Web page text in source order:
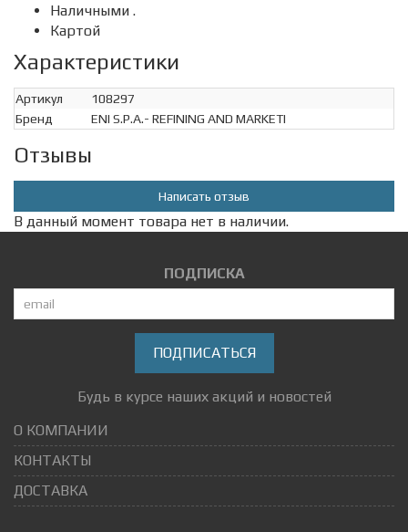
Наличными .
Картой
Характеристики
Артикул
108297
Бренд
ENI S.P.A.- REFINING AND MARKETI
Отзывы
Написать отзыв
В данный момент товара нет в наличии.
ПОДПИСКА
ПОДПИСАТЬСЯ
Будь в курсе наших акций и новостей
О КОМПАНИИ
КОНТАКТЫ
ДОСТАВКА